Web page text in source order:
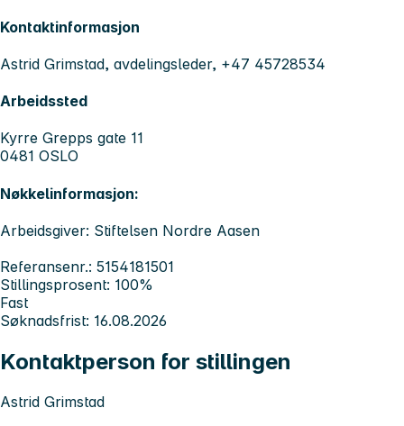
Kontaktinformasjon
Astrid Grimstad, avdelingsleder, +47 45728534
Arbeidssted
Kyrre Grepps gate 11
0481 OSLO
Nøkkelinformasjon:
Arbeidsgiver: Stiftelsen Nordre Aasen
Referansenr.: 5154181501
Stillingsprosent: 100%
Fast
Søknadsfrist: 16.08.2026
Kontaktperson for stillingen
Astrid Grimstad